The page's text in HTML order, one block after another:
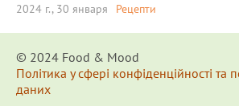
2024 г., 30 января Рецепти
© 2024 Food & Мood
Політика у сфері конфіденційності та
даних